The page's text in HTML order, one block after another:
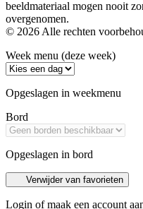
beeldmateriaal mogen nooit
overgenomen.
© 2026 Alle rechten
Week menu (deze week)
Opgeslagen in weekmenu
Bord
Opgeslagen in bord
Verwijder van favorieten
Login of maak een account